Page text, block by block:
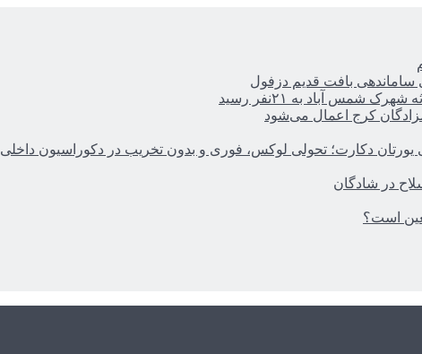
شمس آباد به ۲۱نفر رسید
کرج اعمال می‌شود
یورتان دکارت؛ تحولی لوکس، فوری و بدون تخریب در دکوراسیون داخلی
در شادگان
است؟